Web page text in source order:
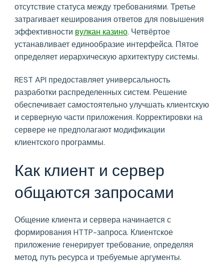
отсутствие статуса между требованиями. Третье
затрагивает кеширования ответов для повышения
эффективности вулкан казино. Четвёртое
устанавливает единообразие интерфейса. Пятое
определяет иерархическую архитектуру системы.
REST API предоставляет универсальность
разработки распределенных систем. Решение
обеспечивает самостоятельно улучшать клиентскую
и серверную части приложения. Корректировки на
сервере не предполагают модификации
клиентского программы.
Как клиент и сервер
общаются запросами
Общение клиента и сервера начинается с
формирования HTTP-запроса. Клиентское
приложение генерирует требование, определяя
метод, путь ресурса и требуемые аргументы.